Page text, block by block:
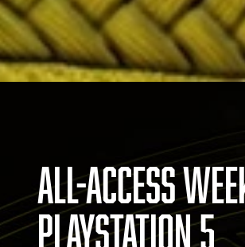
ALL-ACCESS
PLAYSTATION 5